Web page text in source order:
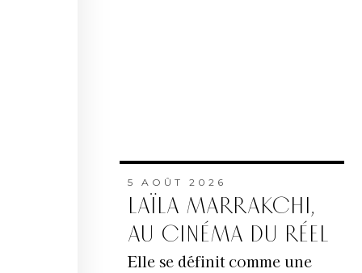
5 AOÛT 2026
LAÏLA MARRAKCHI,
AU CINÉMA DU RÉEL
Elle se définit comme une